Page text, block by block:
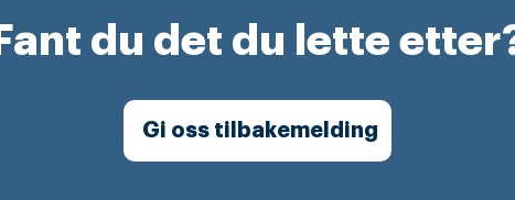
Fant du det du lette
Gi oss tilbakemelding